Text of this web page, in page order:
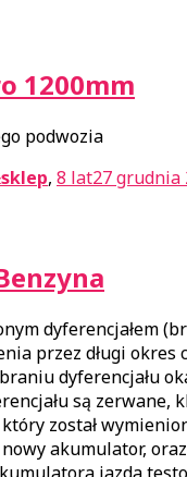
1200mm
podwozia
, 8 lat27 grudnia
dyferencjałem
przez długi okres
dyferencjału
są zerwane,
został
akumulator,